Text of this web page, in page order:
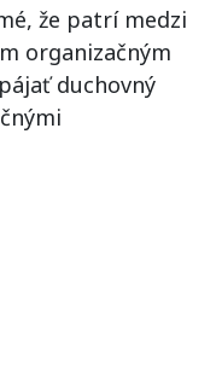
že patrí medzi
organizačným
duchovný